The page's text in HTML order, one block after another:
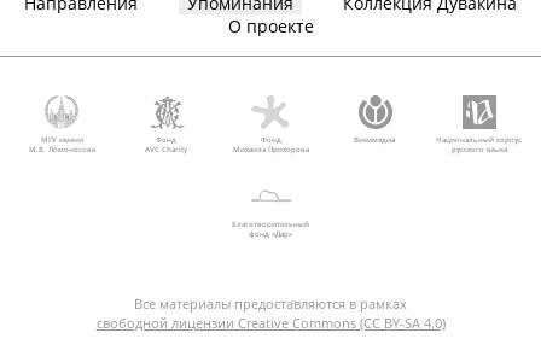
О проекте
МГУ имени
М.В. Ломоносова
Фонд
AVC Charity
Фонд
Михаила Прохорова
Викимедиа
Национальный корпус
русского языка
Благотворительный
фонд «Дар»
Все материалы предоставляются в рамках
свободной лицензии Creative Commons (CC BY-SA 4.0)